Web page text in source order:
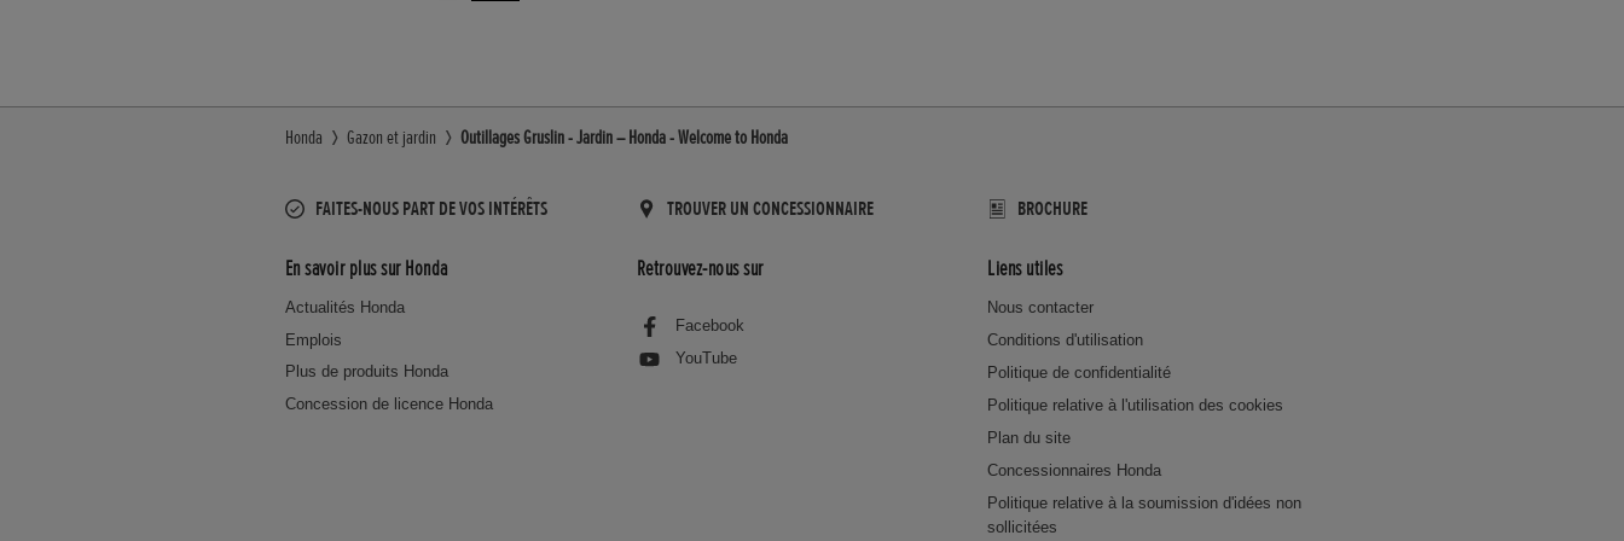
Honda Gazon et jardin Outillages Gruslin - Jardin – Honda - Welcome to Honda
FAITES-NOUS PART DE VOS INTÉRÊTS TROUVER UN CONCESSIONNAIRE BROCHURE
En savoir plus sur Honda
Actualités Honda
Emplois
Plus de produits Honda
Concession de licence Honda
Retrouvez-nous sur
Facebook
YouTube
Liens utiles
Nous contacter
Conditions d'utilisation
Politique de confidentialité
Politique relative à l'utilisation des cookies
Plan du site
Concessionnaires Honda
Politique relative à la soumission d'idées non
sollicitées